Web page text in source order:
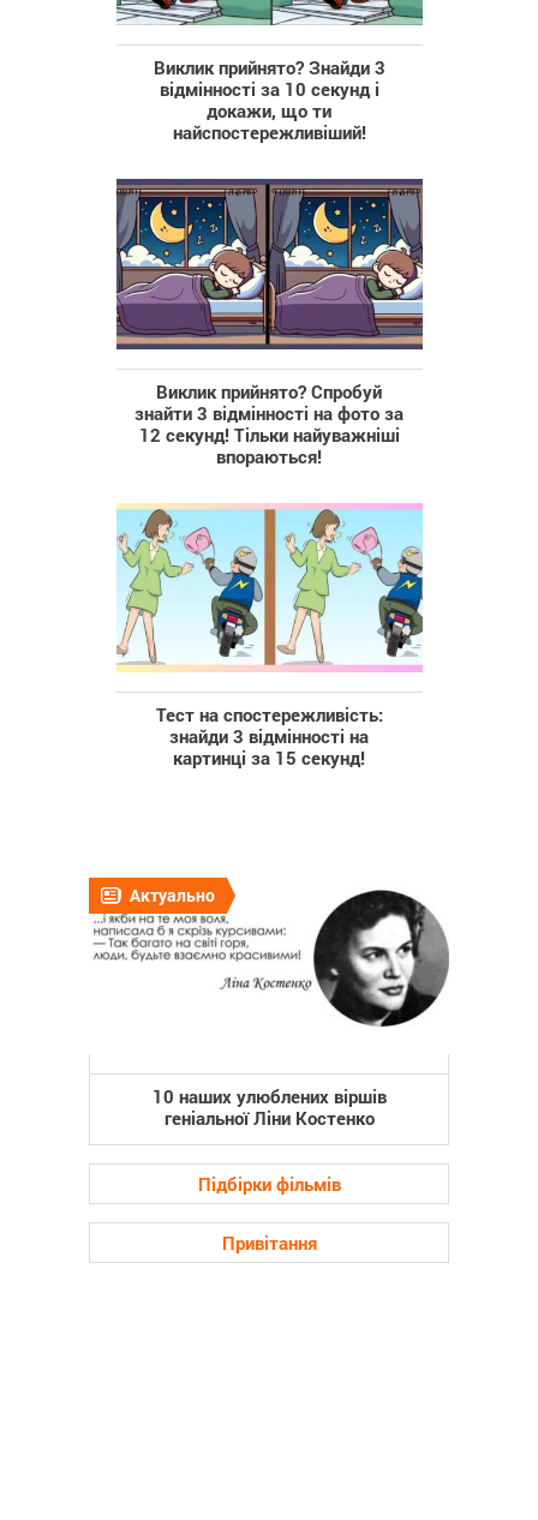
Виклик прийнято? Знайди 3
відмінності за 10 секунд і
докажи, що ти
найспостережливіший!
Виклик прийнято? Спробуй
знайти 3 відмінності на фото за
12 секунд! Тільки найуважніші
впораються!
Тест на спостережливість:
знайди 3 відмінності на
картинці за 15 секунд!
Актуально
10 наших улюблених віршів
геніальної Ліни Костенко
Підбірки фільмів
Привітання